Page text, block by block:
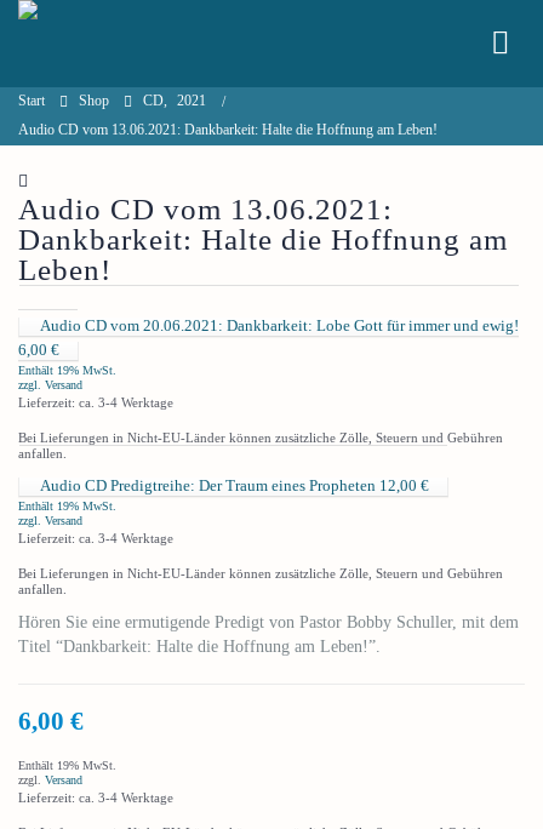
Start Shop CD,
2021
Audio CD vom 13.06.2021: Dankbarkeit: Halte die Hoffnung am Leben!
Audio CD vom 13.06.2021:
Dankbarkeit: Halte die Hoffnung am
Leben!
Audio CD vom 20.06.2021: Dankbarkeit: Lobe Gott für immer und ewig!
6,00 €
Enthält 19% MwSt.
zzgl. Versand
Lieferzeit: ca. 3-4 Werktage
Bei Lieferungen in Nicht-EU-Länder können zusätzliche Zölle, Steuern und Gebühren
anfallen.
Audio CD Predigtreihe: Der Traum eines Propheten 12,00 €
Enthält 19% MwSt.
zzgl. Versand
Lieferzeit: ca. 3-4 Werktage
Bei Lieferungen in Nicht-EU-Länder können zusätzliche Zölle, Steuern und Gebühren
anfallen.
Hören Sie eine ermutigende Predigt von Pastor Bobby Schuller, mit dem
Titel “Dankbarkeit: Halte die Hoffnung am Leben!”.
6,00 €
Enthält 19% MwSt.
zzgl. Versand
Lieferzeit: ca. 3-4 Werktage